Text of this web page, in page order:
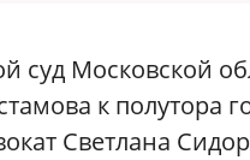
суд Московской
к
Светлана